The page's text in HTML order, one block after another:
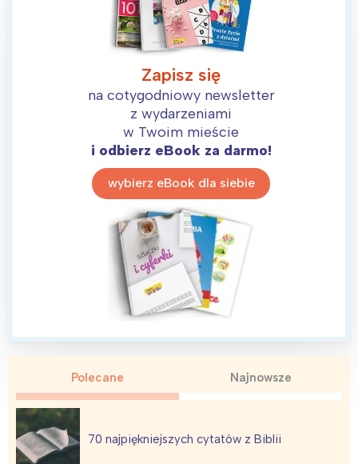
Zapisz się
na cotygodniowy newsletter
z wydarzeniami
w Twoim mieście
i odbierz eBook za darmo!
wybierz eBook dla siebie
Polecane Najnowsze
70 najpiękniejszych cytatów z Biblii